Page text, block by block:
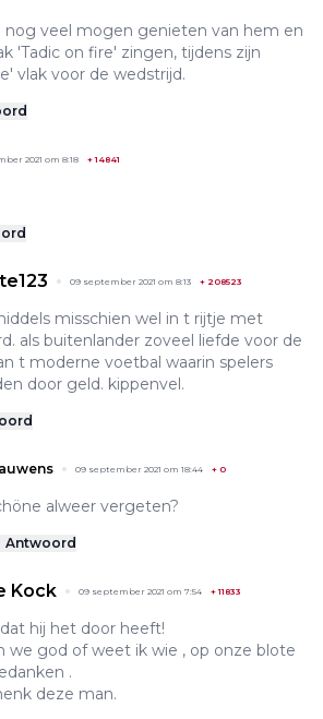
nog veel mogen genieten van hem en
'Tadic on fire' zingen, tijdens zijn
vlak voor de wedstrijd.
2021 om 8:18 +14841
09 september 2021 om 8:13 + 208523
misschien wel in t rijtje met
als buitenlander zoveel liefde voor de
t moderne voetbal waarin spelers
door geld. kippenvel.
09 september 2021 om 18:44 + 0
alweer vergeten?
Antwoord
Kock 09 september 2021 om 7:54 +11833
hij het door heeft!
we god of weet ik wie , op onze blote
.
deze man.